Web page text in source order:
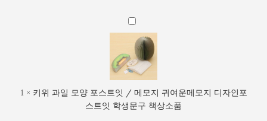
품
포
트
잇
학
생
문
메
지
귀
여
운
메
모
키
위
과
일
모
포
스
1 × 키위 과일 모양 포스트잇 / 메모지 귀여운메모지 디자인포
스트잇 학생문구 책상소품